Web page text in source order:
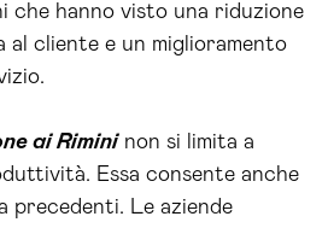
che hanno visto una riduzione
al cliente e un miglioramento
ai Rimininon si limita a
Essa consente anche
precedenti. Le aziende